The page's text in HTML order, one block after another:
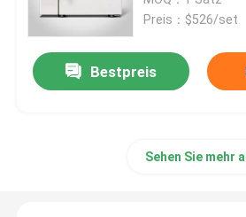
Temperatur-Feuchtigkeits-
Preis：$526/set
Bestpreis
Sehen Sie mehr